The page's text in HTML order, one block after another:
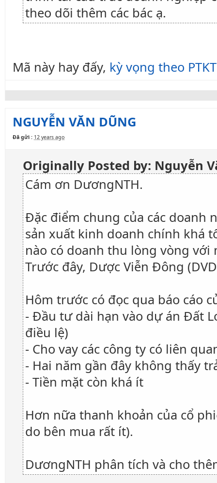
theo dõi thêm các bác ạ.
Mã này hay đấy, kỳ vọng theo
NGUYỄN VĂN DŨNG
Đã gửi : 12 years ago
Originally Posted by: Nguyễn
Cám ơn DươngNTH.
Đặc điểm chung của các doanh
sản xuất kinh doanh chính khá
nào có doanh thu lòng vòng với
Trước đây, Dược Viễn Đông
Hôm trước có đọc qua báo cáo
- Đầu tư dài hạn vào dự án Đất
điều lệ)
- Cho vay các công ty có liên
- Hai năm gần đây không thấy
- Tiền mặt còn khá ít
Hơn nữa thanh khoản của cổ
do bên mua rất ít).
DươngNTH phân tích và cho